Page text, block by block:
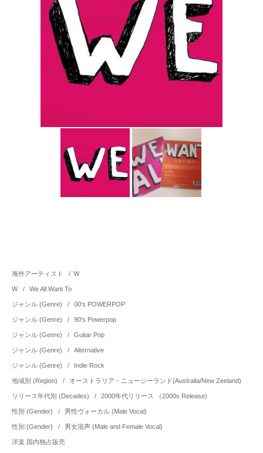
海外アーティスト / W
W / We All Want To
ジャンル (Genre) / 00's POWERPOP
ジャンル (Genre) / 90's Powerpop
ジャンル (Genre) / Guitar Pop
ジャンル (Genre) / Alternative
ジャンル (Genre) / Indie Rock
地域別 (Region) / オーストラリア・ニュージーランド(Australia/New Zeeland)
リリース年代別 (Decades) / 2000年代リリース （2000s Release)
性別 (Gender) / 男性ヴォーカル (Male Vocal)
性別 (Gender) / 男女混声 (Male and Female Vocal)
洋楽 国内独占販売